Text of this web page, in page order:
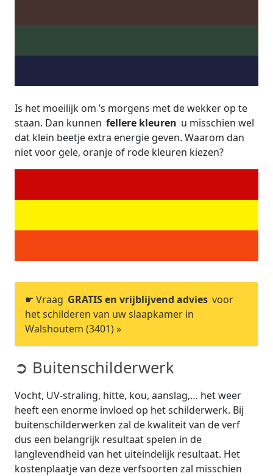
Is het moeilijk om ’s morgens met de wekker op te
staan. Dan kunnen fellere kleuren u misschien wel
dat klein beetje extra energie geven. Waarom dan
niet voor gele, oranje of rode kleuren kiezen?
☛ Vraag GRATIS en vrijblijvend advies voor
het schilderen van uw slaapkamer in
Walshoutem (3401) »
➲ Buitenschilderwerk
Vocht, UV-straling, hitte, kou, aanslag,… het weer
heeft een enorme invloed op het schilderwerk. Bij
buitenschilderwerken zal de kwaliteit van de verf
dus een belangrijk resultaat spelen in de
langlevendheid van het uiteindelijk resultaat. Het
kostenplaatje van deze verfsoorten zal misschien